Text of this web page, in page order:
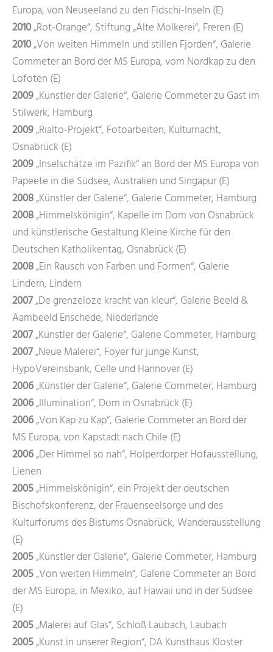
Europa, von Neuseeland zu den Fidschi-Inseln (E)
2010„Rot-Orange“, Stiftung „Alte Molkerei“, Freren (E)
2010„Von weiten Himmeln und stillen Fjorden“, Galerie
Commeter an Bord der MS Europa, vom Nordkap zu den
Lofoten (E)
2009„Künstler der Galerie“, Galerie Commeter zu Gast im
Stilwerk, Hamburg
2009„Rialto-Projekt“, Fotoarbeiten, Kulturnacht,
Osnabrück (E)
2009„Inselschätze im Pazifik“ an Bord der MS Europa von
Papeete in die Südsee, Australien und Singapur (E)
2008„Künstler der Galerie“, Galerie Commeter, Hamburg
2008„Himmelskönigin“, Kapelle im Dom von Osnabrück
und künstlerische Gestaltung Kleine Kirche für den
Deutschen Katholikentag, Osnabrück (E)
2008„Ein Rausch von Farben und Formen“, Galerie
Lindern, Lindern
2007„De grenzeloze kracht van kleur“, Galerie Beeld &
Aambeeld Enschede, Niederlande
2007„Künstler der Galerie“, Galerie Commeter, Hamburg
2007„Neue Malerei“, Foyer für junge Kunst,
HypoVereinsbank, Celle und Hannover (E)
2006„Künstler der Galerie“, Galerie Commeter, Hamburg
2006„Illumination“, Dom in Osnabrück (E)
2006„Von Kap zu Kap“, Galerie Commeter an Bord der
MS Europa, von Kapstadt nach Chile (E)
2006„Der Himmel so nah“, Holperdorper Hofausstellung,
Lienen
2005„Himmelskönigin“, ein Projekt der deutschen
Bischofskonferenz, der Frauenseelsorge und des
Kulturforums des Bistums Osnabrück, Wanderausstellung
(E)
2005„Künstler der Galerie“, Galerie Commeter, Hamburg
2005„Von weiten Himmeln“, Galerie Commeter an Bord
der MS Europa, in Mexiko, auf Hawaii und in der Südsee
(E)
2005„Malerei auf Glas“, Schloß Laubach, Laubach
2005„Kunst in unserer Region“, DA Kunsthaus Kloster